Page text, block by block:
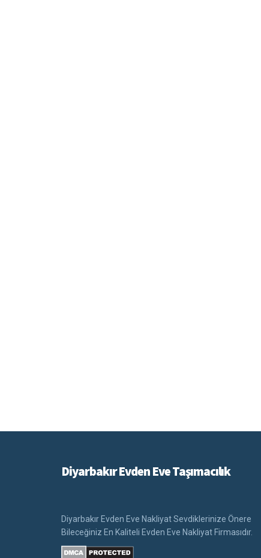
Diyarbakır Evden Eve Taşımacılık
Diyarbakır Evden Eve Nakliyat Sevdiklerinize Önere
Bileceğiniz En Kaliteli Evden Eve Nakliyat Firmasıdır.